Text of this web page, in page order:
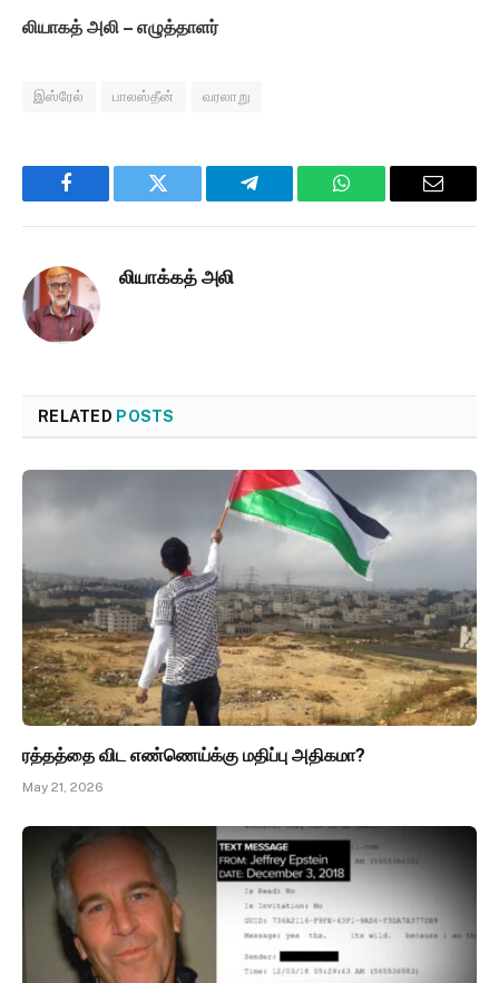
லியாகத் அலி – எழுத்தாளர்
இஸ்ரேல் பாலஸ்தீன் வரலாறு
Facebook Twitter Telegram WhatsApp Email
லியாக்கத் அலி
RELATED POSTS
ரத்தத்தை விட எண்ணெய்க்கு மதிப்பு அதிகமா?
May 21, 2026